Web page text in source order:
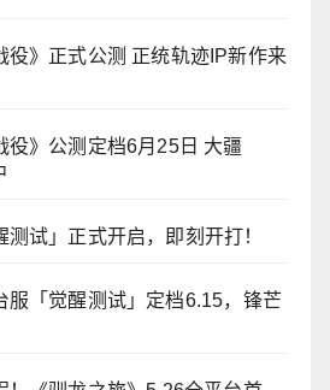
役》正式公测 正统轨迹IP新作来
役》公测定档6月25日 大疆
测试」正式开启，即刻开打！
服「觉醒测试」定档6.15，锋芒